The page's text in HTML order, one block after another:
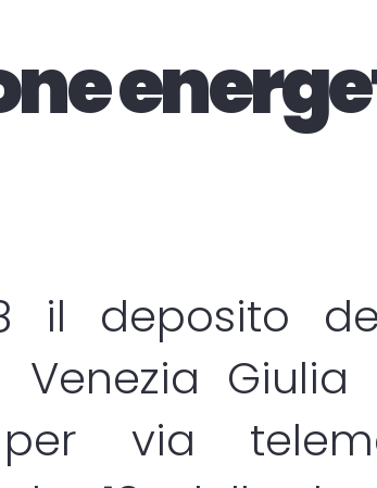
il deposito
Venezia
per via